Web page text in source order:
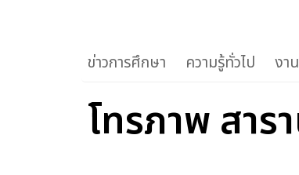
ข่าวการศึกษา ความรู้ทั่วไป งา
โทรภาพ สาร